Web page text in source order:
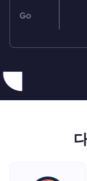
Go
Python
Ruby